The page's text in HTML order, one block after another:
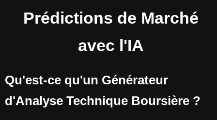
Prédictions de Marché
avec l'IA
Qu'est-ce qu'un Générateur
d'Analyse Technique Boursière ?